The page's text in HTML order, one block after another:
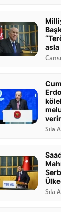
asla
Sıla
Sıla